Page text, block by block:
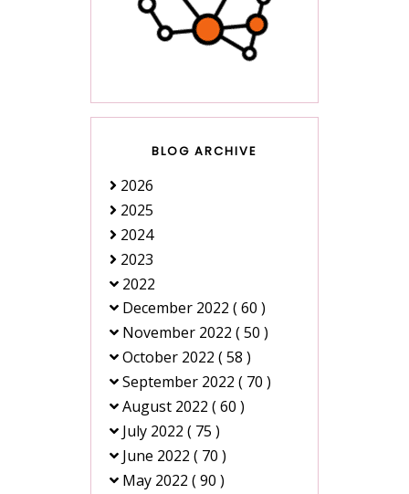
BLOG ARCHIVE
2026
2025
2024
2023
2022
December 2022 ( 60 )
November 2022 ( 50 )
October 2022 ( 58 )
September 2022 ( 70 )
August 2022 ( 60 )
July 2022 ( 75 )
June 2022 ( 70 )
May 2022 ( 90 )